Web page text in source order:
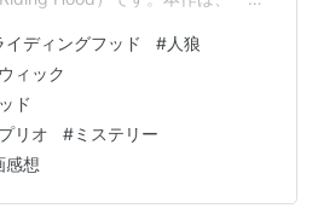
ナルド・ディカプリオがプロデ
ことでも話題になりました。舞
た小さな村ダガーン。何十年も
るこの村で、ヒロインのヴァレ
ピーターとの駆け落ちを計画し
その矢…
イディングフッド #人狼
ィック
ド
リオ #ミステリー
感想